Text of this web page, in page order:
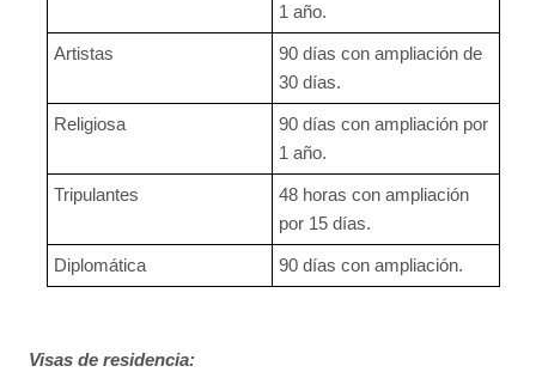
1 año.
Artistas
90 días con ampliación de
30 días.
Religiosa
90 días con ampliación por
1 año.
Tripulantes
48 horas con ampliación
por 15 días.
Diplomática 90 días con ampliación.
Visas de residencia: